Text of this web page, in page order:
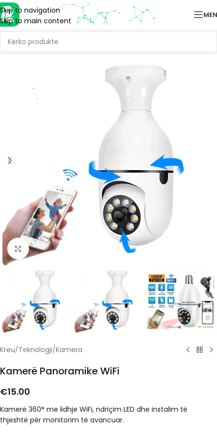
Skip to navigation
Skip to main content
Click to enlarge
Kreu/Teknologji/Kamera
Kamerë Panoramike WiFi
€15.00
Kamerë 360° me lidhje WiFi, ndriçim LED dhe instalim të
thjeshtë për monitorim të avancuar.